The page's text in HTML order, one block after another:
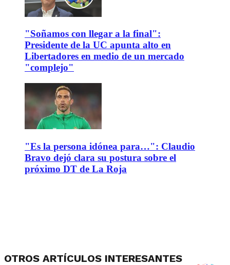
"Soñamos con llegar a la final":
Presidente de la UC apunta alto en
Libertadores en medio de un mercado
"complejo"
"Es la persona idónea para…": Claudio
Bravo dejó clara su postura sobre el
próximo DT de La Roja
OTROS ARTÍCULOS INTERESANTES